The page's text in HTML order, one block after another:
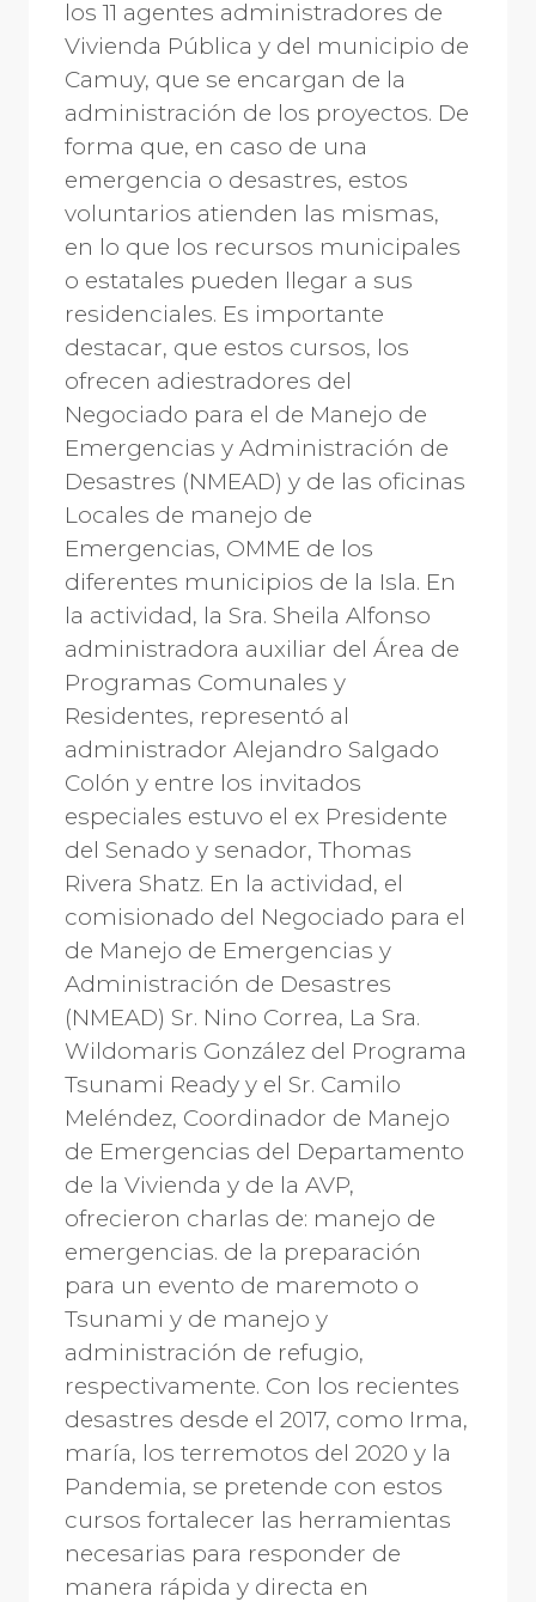
los 11 agentes administradores de
Vivienda Pública y del municipio de
Camuy, que se encargan de la
administración de los proyectos. De
forma que, en caso de una
emergencia o desastres, estos
voluntarios atienden las mismas,
en lo que los recursos municipales
o estatales pueden llegar a sus
residenciales. Es importante
destacar, que estos cursos, los
ofrecen adiestradores del
Negociado para el de Manejo de
Emergencias y Administración de
Desastres (NMEAD) y de las oficinas
Locales de manejo de
Emergencias, OMME de los
diferentes municipios de la Isla. En
la actividad, la Sra. Sheila Alfonso
administradora auxiliar del Área de
Programas Comunales y
Residentes, representó al
administrador Alejandro Salgado
Colón y entre los invitados
especiales estuvo el ex Presidente
del Senado y senador, Thomas
Rivera Shatz. En la actividad, el
comisionado del Negociado para el
de Manejo de Emergencias y
Administración de Desastres
(NMEAD) Sr. Nino Correa, La Sra.
Wildomaris González del Programa
Tsunami Ready y el Sr. Camilo
Meléndez, Coordinador de Manejo
de Emergencias del Departamento
de la Vivienda y de la AVP,
ofrecieron charlas de: manejo de
emergencias. de la preparación
para un evento de maremoto o
Tsunami y de manejo y
administración de refugio,
respectivamente. Con los recientes
desastres desde el 2017, como Irma,
maría, los terremotos del 2020 y la
Pandemia, se pretende con estos
cursos fortalecer las herramientas
necesarias para responder de
manera rápida y directa en